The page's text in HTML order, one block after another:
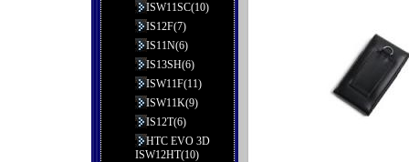
ISW11SC(10)
IS12F(7)
IS11N(6)
IS13SH(6)
ISW11F(11)
ISW11K(9)
IS12T(6)
HTC EVO 3D
ISW12HT(10)